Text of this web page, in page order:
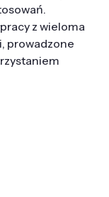
z wieloma
prowadzone